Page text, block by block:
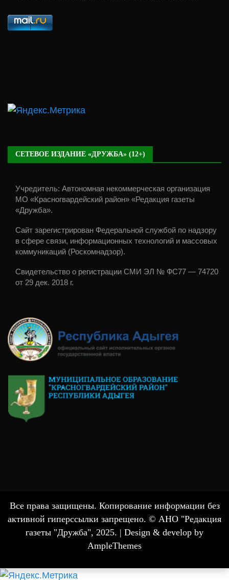
СЕТЕВОЕ ИЗДАНИЕ «ДРУЖБА» (12+)
Учредитель: Автономная некоммерческая организация
МО «Красногвардейский район» «Редакция газеты
«Дружба».
Сайт зарегистрирован Федеральной службой по надзору
в сфере связи, информационных технологий и массовых
коммуникаций (Роскомнадзор).
Свидетельство о регистрации СМИ ЭЛ № ФС77 — 74720
от 29 дек. 2018 г.
Все права защищены. Копирование информации без
активной гиперссылки запрещено. © АНО "Редакция
газеты "Дружба", 2025. | Design & develop by
AmpleThemes